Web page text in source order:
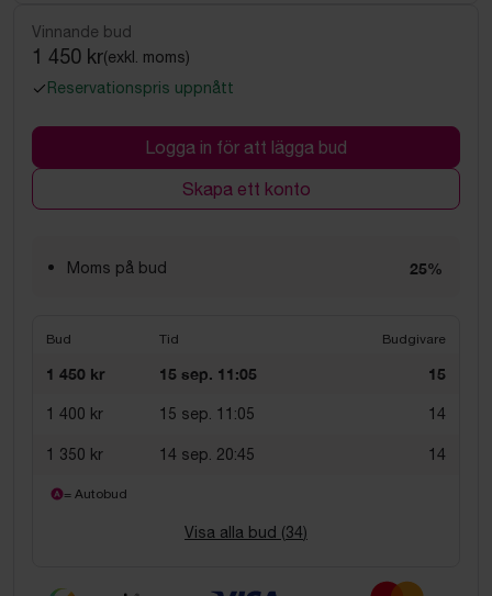
Vinnande bud
1 450 kr(exkl. moms)
Reservationspris uppnått
Logga in för att lägga bud
Skapa ett konto
Moms på bud 25%
Bud Tid Budgivare
1 450 kr 15 sep. 11:05 15
1 400 kr 15 sep. 11:05 14
1 350 kr 14 sep. 20:45 14
= Autobud
Visa alla bud (34)